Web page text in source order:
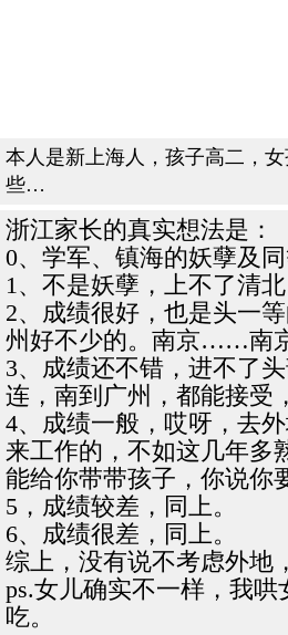
本人是新上海人，孩子高二，
些…
浙江家长的真实想法是：
0、学军、镇海的妖孽及
1、不是妖孽，上不了清
2、成绩很好，也是头一
州好不少的。南京……南
3、成绩还不错，进不了
连，南到广州，都能接受
4、成绩一般，哎呀，去
来工作的，不如这几年多
能给你带带孩子，你说
5，成绩较差，同上。
6、成绩很差，同上。
综上，没有说不考虑外地
ps.女儿确实不一样，我
吃。